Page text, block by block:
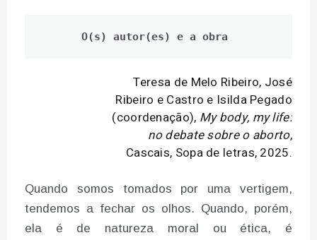
O(s) autor(es) e a obra
Teresa de Melo Ribeiro, José
Ribeiro e Castro e Isilda Pegado
(coordenação), My body, my life:
no debate sobre o aborto,
Cascais, Sopa de letras, 2025.
Quando somos tomados por uma vertigem,
tendemos a fechar os olhos. Quando, porém,
ela é de natureza moral ou ética, é